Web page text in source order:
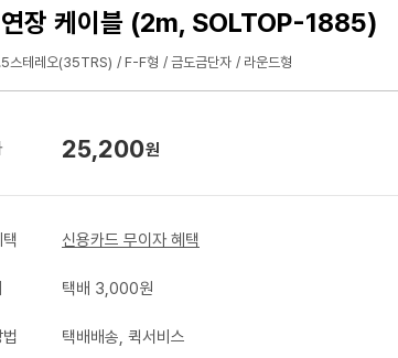
장 케이블 (2m, SOLTOP-1885)
스테레오(35TRS) F-F형 금도금단자 라운드형
25,200원
신용카드 무이자 혜택
택배 3,000원
택배배송, 퀵서비스